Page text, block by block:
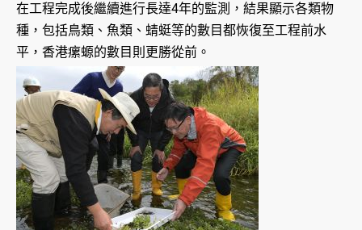
在工程完成後繼續進行長達4年的監測，結果顯示各類物
種，包括鳥類、魚類、蜻蜓等的數目都恢復至工程前水
平，香港瘰螈的數目則更勝從前。